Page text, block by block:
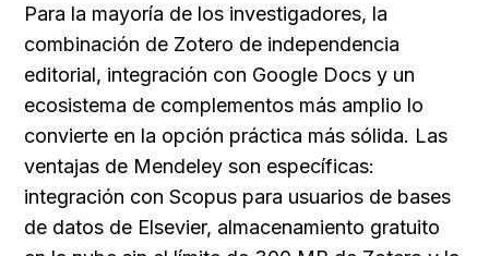
Para la mayoría de los investigadores, la
combinación de Zotero de independencia
editorial, integración con Google Docs y un
ecosistema de complementos más amplio lo
convierte en la opción práctica más sólida. Las
ventajas de Mendeley son específicas:
integración con Scopus para usuarios de bases
de datos de Elsevier, almacenamiento gratuito